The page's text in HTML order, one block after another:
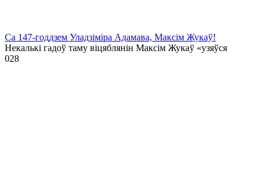
Са 147-годдзем Уладзіміра Адамава, Максім Жукаў!
Некалькі гадоў таму віцяблянін Максім Жукаў «узяўся
028